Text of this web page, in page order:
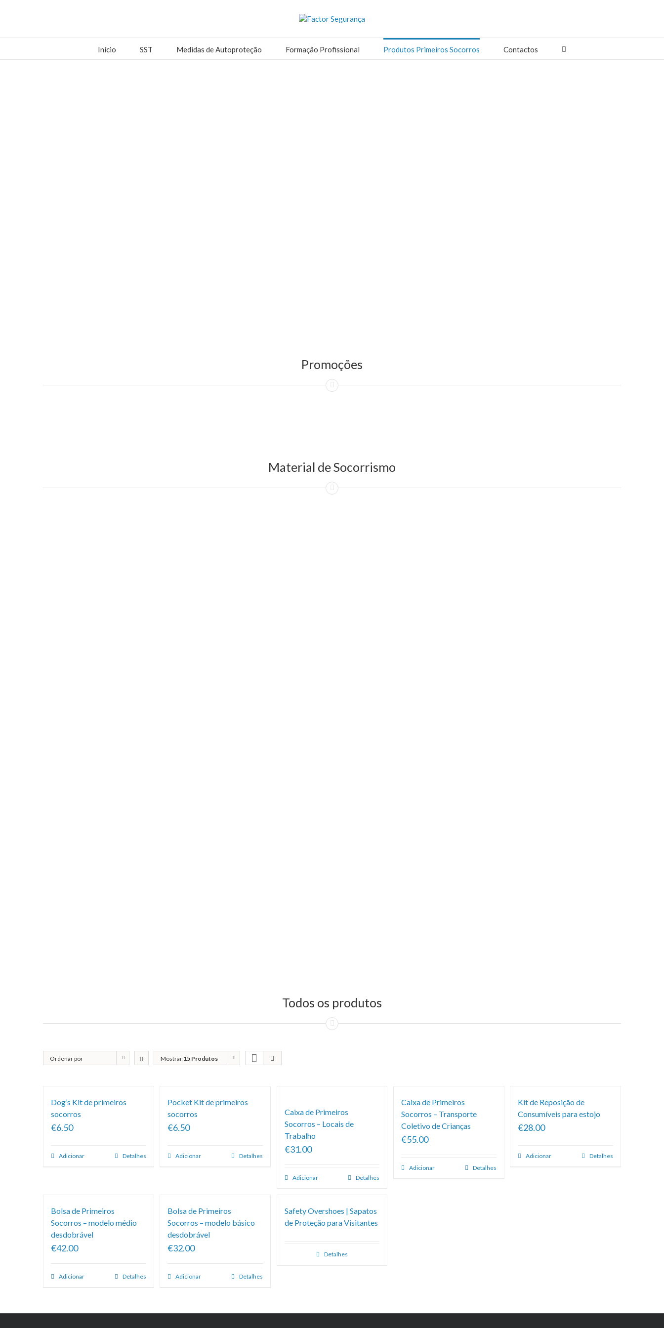
Início SST Medidas de Autoproteção Formação Profissional Produtos Primeiros Socorros Contactos
Promoções
Material de Socorrismo
Todos os produtos
Ordenar por
Mostrar 15 Produtos
Dog’s Kit de primeiros
socorros
€6.50
Adicionar Detalhes
Pocket Kit de primeiros
socorros
€6.50
Adicionar Detalhes
Caixa de Primeiros
Socorros – Locais de
Trabalho
€31.00
Adicionar Detalhes
Caixa de Primeiros
Socorros – Transporte
Coletivo de Crianças
€55.00
Adicionar Detalhes
Kit de Reposição de
Consumíveis para estojo
€28.00
Adicionar Detalhes
Bolsa de Primeiros
Socorros – modelo médio
desdobrável
€42.00
Adicionar Detalhes
Bolsa de Primeiros
Socorros – modelo básico
desdobrável
€32.00
Adicionar Detalhes
Safety Overshoes | Sapatos
de Proteção para Visitantes
Detalhes